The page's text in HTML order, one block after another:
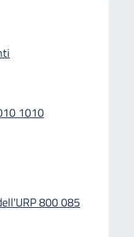
1010
800 085